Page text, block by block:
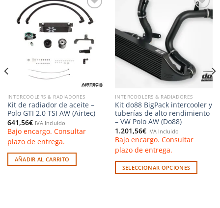
Añadir
a la
deseos
INTERCOOLERS & RADIADORES
Kit de radiador de aceite –
Polo GTI 2.0 TSI AW (Airtec)
641,56€ IVA Incluido
Bajo encargo. Consultar
plazo de entrega.
AÑADIR AL CARRITO
Añadir
a la
INTERCOOLERS & RADIADORES
Kit do88 BigPack intercooler y
tuberías de alto rendimiento
– VW Polo AW (Do88)
1.201,56€ IVA Incluido
Bajo encargo. Consultar
plazo de entrega.
SELECCIONAR OPCIONES